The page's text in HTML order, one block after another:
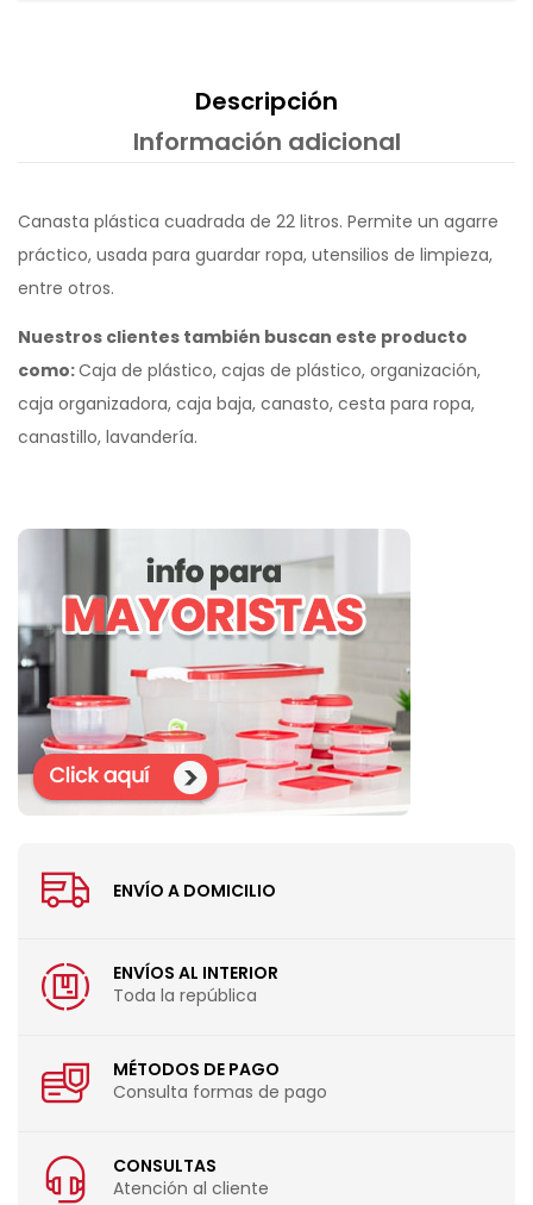
Descripción
Información adicional
Canasta plástica cuadrada de 22 litros. Permite un agarre
práctico, usada para guardar ropa, utensilios de limpieza,
entre otros.
Nuestros clientes también buscan este producto
como:Caja de plástico, cajas de plástico, organización,
caja organizadora, caja baja, canasto, cesta para ropa,
canastillo, lavandería.
ENVÍO A DOMICILIO
ENVÍOS AL INTERIOR
Toda la república
MÉTODOS DE PAGO
Consulta formas de pago
CONSULTAS
Atención al cliente